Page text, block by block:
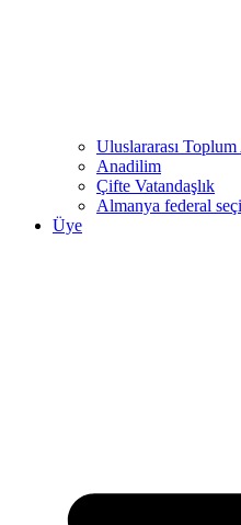
Uluslararası
Anadilim
Çifte Vatandaşlık
Almanya federal
Üye